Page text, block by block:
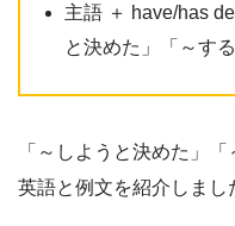
主語 ＋ have/has
と決めた」「～す
「～しようと決めた」
英語と例文を紹介しまし